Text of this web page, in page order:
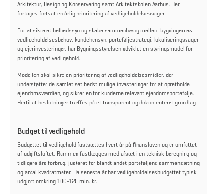
Arkitektur, Design og Konservering samt Arkitektskolen Aarhus. Her
fortages fortsat en årlig prioritering af vedligeholdelsessager.
For at sikre et helhedssyn og skabe sammenhæng mellem bygningernes
vedligeholdelsesbehov, kundehensyn, porteføljestrategi, lokaliseringssager
og ejerinvesteringer, har Bygningsstyrelsen udviklet en styringsmodel for
prioritering af vedligehold.
Modellen skal sikre en prioritering af vedligeholdelsesmidler, der
understøtter de samlet set bedst mulige investeringer for at opretholde
ejendomsværdien, og sikrer en for kunderne relevant ejendomsportefølje.
Hertil at beslutninger træffes på et transparent og dokumenteret grundlag.
Budget til vedligehold
Budgettet til vedligehold fastsættes hvert år på finansloven og er omfattet
af udgiftsloftet. Rammen fastlægges med afsæt i en teknisk beregning og
tidligere års forbrug, justeret for blandt andet porteføljens sammensætning
og antal kvadratmeter. De seneste år har vedligeholdelsesbudgettet typisk
udgjort omkring 100-120 mio. kr.